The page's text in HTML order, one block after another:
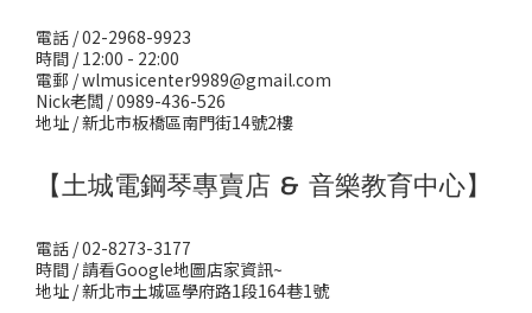
電話 / 02-2968-9923
時間 / 12:00 - 22:00
電郵 / wlmusicenter9989@gmail.com
Nick老闆 / 0989-436-526
地址 / 新北市板橋區南門街14號2樓
【土城電鋼琴專賣店 & 音樂教育中心】
電話 / 02-8273-3177
時間 / 請看Google地圖店家資訊~
地址 / 新北市土城區學府路1段164巷1號